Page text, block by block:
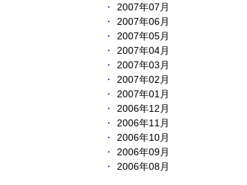
2007年07月
2007年06月
2007年05月
2007年04月
2007年03月
2007年02月
2007年01月
2006年12月
2006年11月
2006年10月
2006年09月
2006年08月